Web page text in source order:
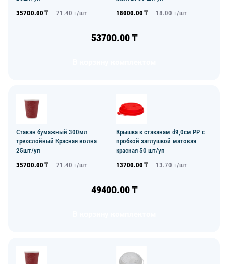
35700.00 ₸ 71.40 ₸/шт
18000.00 ₸ 18.00 ₸/шт
53700.00₸
Стакан бумажный 300мл
трехслойный Красная волна
25шт/уп
35700.00 ₸ 71.40 ₸/шт
Крышка к стаканам d9,0см PP с
пробкой заглушкой матовая
красная 50 шт/уп
13700.00 ₸ 13.70 ₸/шт
49400.00₸